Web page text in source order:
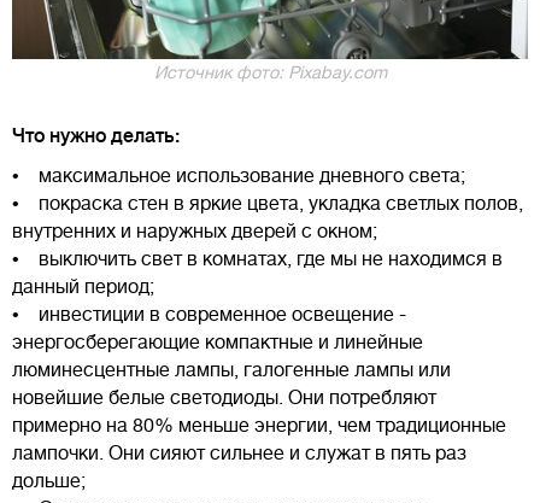
Источник фото: Pixabay.com
Что нужно делать:
• максимальное использование дневного света;
• покраска стен в яркие цвета, укладка светлых полов,
внутренних и наружных дверей с окном;
• выключить свет в комнатах, где мы не находимся в
данный период;
• инвестиции в современное освещение -
энергосберегающие компактные и линейные
люминесцентные лампы, галогенные лампы или
новейшие белые светодиоды. Они потребляют
примерно на 80% меньше энергии, чем традиционные
лампочки. Они сияют сильнее и служат в пять раз
дольше;